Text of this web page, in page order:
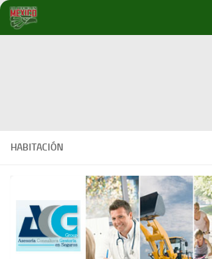
Debajo del contenido
HABITACIÓN